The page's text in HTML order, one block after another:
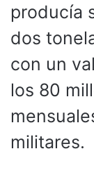
producía
dos
con un
los 80
militares.